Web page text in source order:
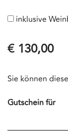
inklusive
€ 130,00
Sie können
Gutschein für